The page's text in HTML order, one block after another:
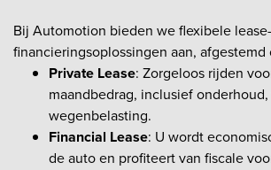
Bij Automotion bieden we flexibele
financieringsoplossingen aan,
Private Lease: Zorgeloos rijden
maandbedrag, inclusief
wegenbelasting.
Financial Lease: U wordt
de auto en profiteert van fiscale